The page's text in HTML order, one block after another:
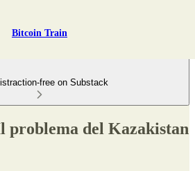
Bitcoin Train
free on Substack
problema del Kazakistan